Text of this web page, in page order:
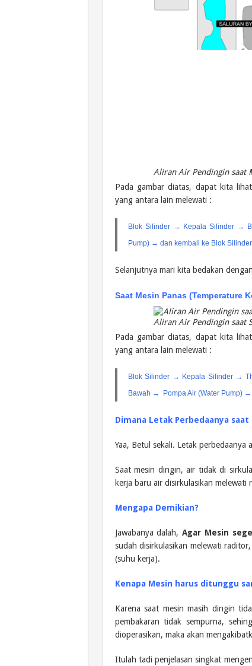
Aliran Air Pendingin saat
Pada gambar diatas, dapat kita
yang antara lain melewati :
Blok Silinder → Kepala Silinder →
Pump) → dan kembali ke Blok Silinder
Selanjutnya mari kita bedakan
Saat Mesin Panas (Temperature
Aliran Air Pendingin saat
Pada gambar diatas, dapat kita
yang antara lain melewati :
Blok Silinder → Kepala Silinder →
Bawah → Pompa Air (Water Pump)
Dimana Letak Perbedaanya
Yaa, Betul sekali. Letak perbedaanya
Saat mesin dingin, air tidak di
kerja baru air disirkulasikan melewati
Mengapa Demikian?
Jawabanya dalah,Agar Mesin
sudah disirkulasikan melewati
(suhu kerja).
Kenapa Mesin harus ditunggu
Karena saat mesin masih dingin
pembakaran tidak sempurna,
dioperasikan, maka akan
Itulah tadi penjelasan singkat